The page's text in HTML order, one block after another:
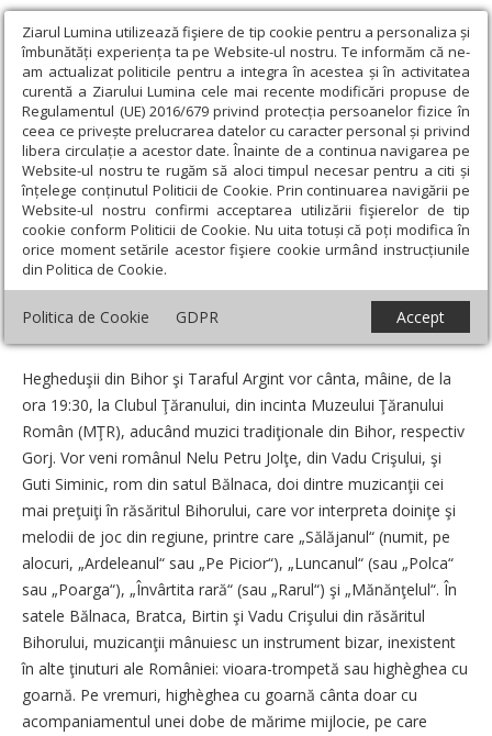
Ziarul Lumina utilizează fişiere de tip cookie pentru a personaliza și
îmbunătăți experiența ta pe Website-ul nostru. Te informăm că ne-
am actualizat politicile pentru a integra în acestea și în activitatea
curentă a Ziarului Lumina cele mai recente modificări propuse de
Regulamentul (UE) 2016/679 privind protecția persoanelor fizice în
ceea ce privește prelucrarea datelor cu caracter personal și privind
libera circulație a acestor date. Înainte de a continua navigarea pe
Website-ul nostru te rugăm să aloci timpul necesar pentru a citi și
înțelege conținutul Politicii de Cookie. Prin continuarea navigării pe
Website-ul nostru confirmi acceptarea utilizării fişierelor de tip
cookie conform Politicii de Cookie. Nu uita totuși că poți modifica în
orice moment setările acestor fişiere cookie urmând instrucțiunile
din Politica de Cookie.
Politica de Cookie GDPR Accept
Ziarul Lumina › Educaţie și Cultură › Hegheduşii din Bihor şi
Taraful Argint, la Clubul Ţăranului
Hegheduşii din Bihor şi Taraful Argint, la
Clubul Ţăranului
Data: 16 Martie 2009
Hegheduşii din Bihor şi Taraful Argint vor cânta, mâine, de la
ora 19:30, la Clubul Ţăranului, din incinta Muzeului Ţăranului
Român (MŢR), aducând muzici tradiţionale din Bihor, respectiv
Gorj. Vor veni românul Nelu Petru Jolţe, din Vadu Crişului, şi
Guti Siminic, rom din satul Bălnaca, doi dintre muzicanţii cei
mai preţuiţi în răsăritul Bihorului, care vor interpreta doiniţe şi
melodii de joc din regiune, printre care „Sălăjanul“ (numit, pe
alocuri, „Ardeleanul“ sau „Pe Picior“), „Luncanul“ (sau „Polca“
sau „Poarga“), „Învârtita rară“ (sau „Rarul“) şi „Mănănţelul“. În
satele Bălnaca, Bratca, Birtin şi Vadu Crişului din răsăritul
Bihorului, muzicanţii mânuiesc un instrument bizar, inexistent
în alte ţinuturi ale României: vioara-trompetă sau highèghea cu
goarnă. Pe vremuri, highèghea cu goarnă cânta doar cu
acompaniamentul unei dobe de mărime mijlocie, pe care